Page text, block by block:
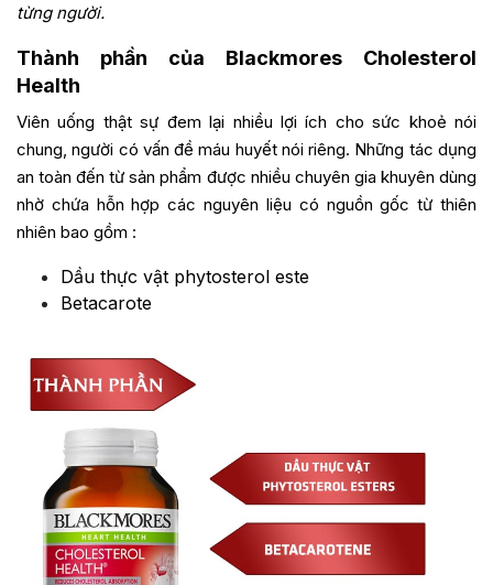
từng người.
Thành phần của Blackmores Cholesterol
Health
Viên uống thật sự đem lại nhiều lợi ích cho sức khoẻ nói
chung, người có vấn đề máu huyết nói riêng. Những tác dụng
an toàn đến từ sản phẩm được nhiều chuyên gia khuyên dùng
nhờ chứa hỗn hợp các nguyên liệu có nguồn gốc từ thiên
nhiên bao gồm :
Dầu thực vật phytosterol este
Betacarote